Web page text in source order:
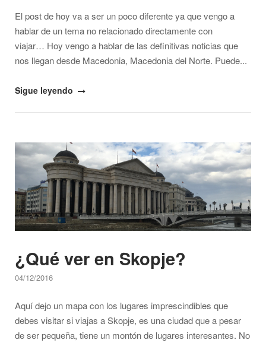
El post de hoy va a ser un poco diferente ya que vengo a
hablar de un tema no relacionado directamente con
viajar… Hoy vengo a hablar de las definitivas noticias que
nos llegan desde Macedonia, Macedonia del Norte. Puede...
"Macedonia…
Sigue leyendo
Open post
¿Qué ver en Skopje?
04/12/2016
Aquí dejo un mapa con los lugares imprescindibles que
debes visitar si viajas a Skopje, es una ciudad que a pesar
de ser pequeña, tiene un montón de lugares interesantes. No